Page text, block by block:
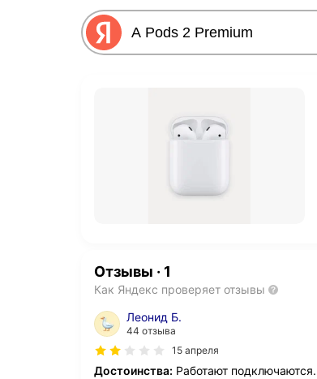
Отзывы · 1
Как Яндекс проверяет отзывы
Леонид Б.
44 отзыва
15 апреля
Достоинства: Работают подключаются.